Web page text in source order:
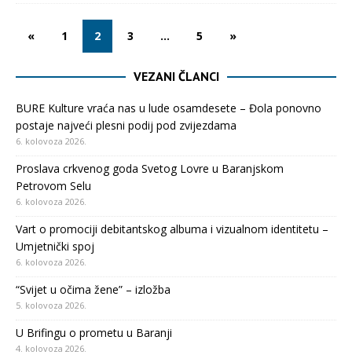
« 1 2 3 … 5 »
VEZANI ČLANCI
BURE Kulture vraća nas u lude osamdesete – Đola ponovno
postaje najveći plesni podij pod zvijezdama
6. kolovoza 2026.
Proslava crkvenog goda Svetog Lovre u Baranjskom
Petrovom Selu
6. kolovoza 2026.
Vart o promociji debitantskog albuma i vizualnom identitetu –
Umjetnički spoj
6. kolovoza 2026.
“Svijet u očima žene” – izložba
5. kolovoza 2026.
U Brifingu o prometu u Baranji
4. kolovoza 2026.